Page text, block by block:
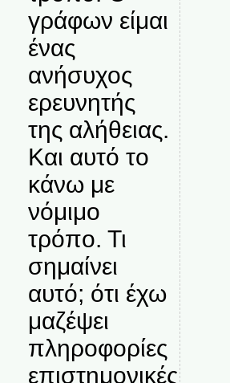
γράφων είμαι
ένας
ανήσυχος
ερευνητής
της αλήθειας.
Και αυτό το
κάνω με
νόμιμο
τρόπο. Τι
σημαίνει
αυτό; ότι έχω
μαζέψει
πληροφορίες
επιστημονικές